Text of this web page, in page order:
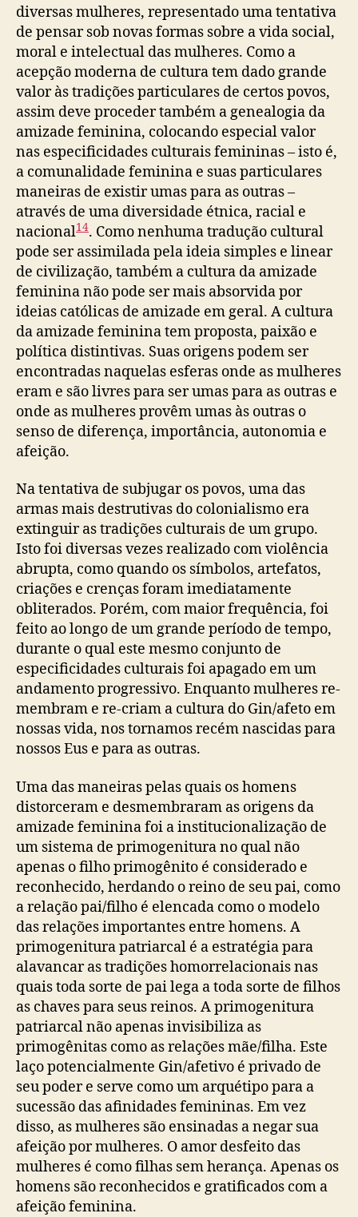
diversas mulheres, representado uma tentativa
de pensar sob novas formas sobre a vida social,
moral e intelectual das mulheres. Como a
acepção moderna de cultura tem dado grande
valor às tradições particulares de certos povos,
assim deve proceder também a genealogia da
amizade feminina, colocando especial valor
nas especificidades culturais femininas – isto é,
a comunalidade feminina e suas particulares
maneiras de existir umas para as outras –
através de uma diversidade étnica, racial e
nacional14. Como nenhuma tradução cultural
pode ser assimilada pela ideia simples e linear
de civilização, também a cultura da amizade
feminina não pode ser mais absorvida por
ideias católicas de amizade em geral. A cultura
da amizade feminina tem proposta, paixão e
política distintivas. Suas origens podem ser
encontradas naquelas esferas onde as mulheres
eram e são livres para ser umas para as outras e
onde as mulheres provêm umas às outras o
senso de diferença, importância, autonomia e
afeição.
Na tentativa de subjugar os povos, uma das
armas mais destrutivas do colonialismo era
extinguir as tradições culturais de um grupo.
Isto foi diversas vezes realizado com violência
abrupta, como quando os símbolos, artefatos,
criações e crenças foram imediatamente
obliterados. Porém, com maior frequência, foi
feito ao longo de um grande período de tempo,
durante o qual este mesmo conjunto de
especificidades culturais foi apagado em um
andamento progressivo. Enquanto mulheres re-
membram e re-criam a cultura do Gin/afeto em
nossas vida, nos tornamos recém nascidas para
nossos Eus e para as outras.
Uma das maneiras pelas quais os homens
distorceram e desmembraram as origens da
amizade feminina foi a institucionalização de
um sistema de primogenitura no qual não
apenas o filho primogênito é considerado e
reconhecido, herdando o reino de seu pai, como
a relação pai/filho é elencada como o modelo
das relações importantes entre homens. A
primogenitura patriarcal é a estratégia para
alavancar as tradições homorrelacionais nas
quais toda sorte de pai lega a toda sorte de filhos
as chaves para seus reinos. A primogenitura
patriarcal não apenas invisibiliza as
primogênitas como as relações mãe/filha. Este
laço potencialmente Gin/afetivo é privado de
seu poder e serve como um arquétipo para a
sucessão das afinidades femininas. Em vez
disso, as mulheres são ensinadas a negar sua
afeição por mulheres. O amor desfeito das
mulheres é como filhas sem herança. Apenas os
homens são reconhecidos e gratificados com a
afeição feminina.